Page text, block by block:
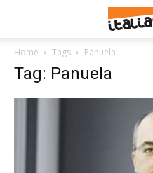
Home Tags Panuela
Tag: Panuela